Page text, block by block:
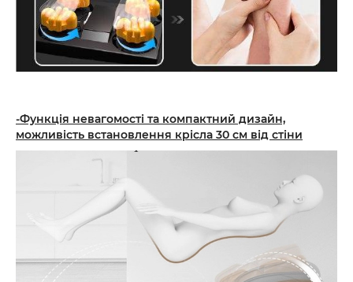
-Функція невагомості та компактний дизайн,
можливість встановлення крісла 30 см від стіни